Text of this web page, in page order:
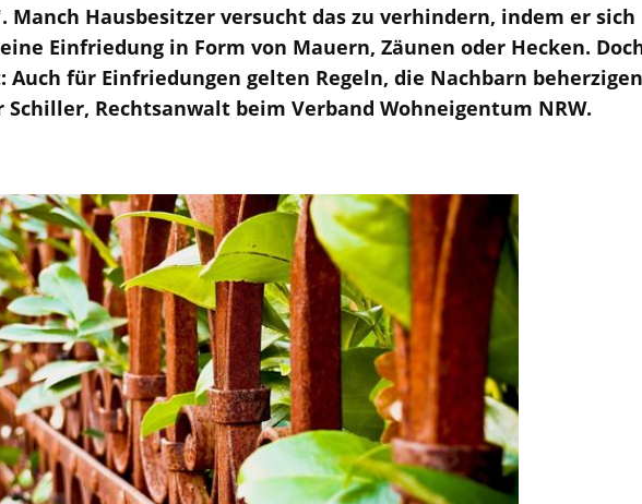
Manch Hausbesitzer versucht das zu verhindern, indem er sich
Einfriedung in Form von Mauern, Zäunen oder Hecken.
Auch für Einfriedungen gelten Regeln, die Nachbarn beherzigen
Rechtsanwalt beim Verband Wohneigentum NRW.